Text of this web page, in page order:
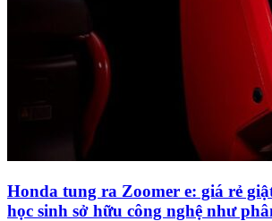
Honda tung ra Zoomer e: giá rẻ
học sinh sở hữu công nghệ như